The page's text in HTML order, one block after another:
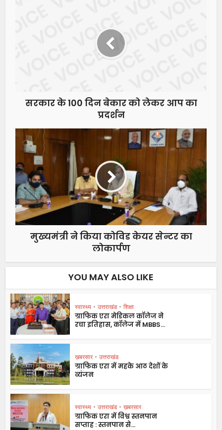
सरकार के 100 दिन बेकार को लेकर आप का
प्रदर्शन
मुख्यमंत्री ने किया कोविड केयर सेन्टर का
लोकार्पण
YOU MAY ALSO LIKE
स्वास्थ्य • उत्तराखंड • शिक्षा
ग्राफिक एरा मेडिकल कॉलेज ने
रचा इतिहास, कॉलेज में MBBS...
ख़बरसार • उत्तराखंड
ग्राफिक एरा में महके आठ देशों के
व्यंजन
स्वास्थ्य • उत्तराखंड • ख़बरसार
ग्राफिक एरा में विश्व स्तनपान
सप्ताह : स्तनपान से...